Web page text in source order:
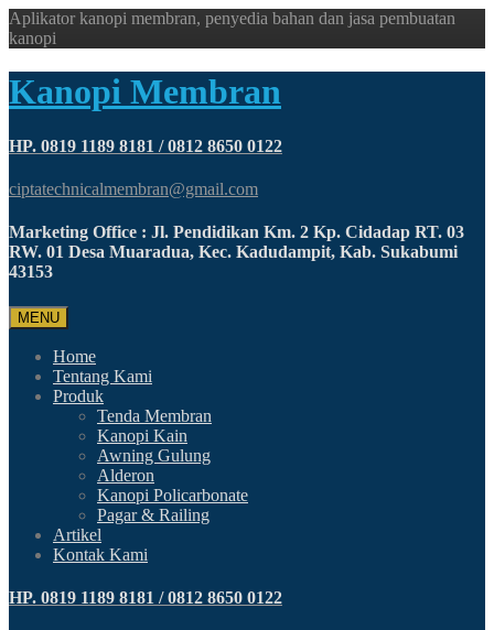
Aplikator kanopi membran, penyedia bahan dan jasa pembuatan
kanopi
Kanopi Membran
HP. 0819 1189 8181 / 0812 8650 0122
ciptatechnicalmembran@gmail.com
Marketing Office : Jl. Pendidikan Km. 2 Kp. Cidadap RT. 03
RW. 01 Desa Muaradua, Kec. Kadudampit, Kab. Sukabumi
43153
MENU
Home
Tentang Kami
Produk
Tenda Membran
Kanopi Kain
Awning Gulung
Alderon
Kanopi Policarbonate
Pagar & Railing
Artikel
Kontak Kami
HP. 0819 1189 8181 / 0812 8650 0122